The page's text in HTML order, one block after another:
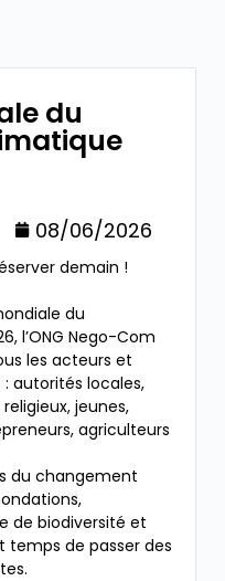
du
08/06/2026
demain !
du
l’ONG Nego-Com
les acteurs et
autorités locales,
jeunes,
agriculteurs
du changement
de biodiversité et
temps de passer des